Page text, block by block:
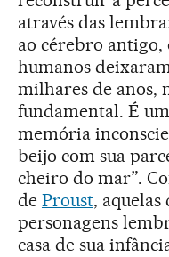
através das
ao cérebro
humanos
milhares de anos,
fundamental. É
memória
beijo com sua
cheiro do mar”.
de Proust, aquelas
personagens
casa de sua